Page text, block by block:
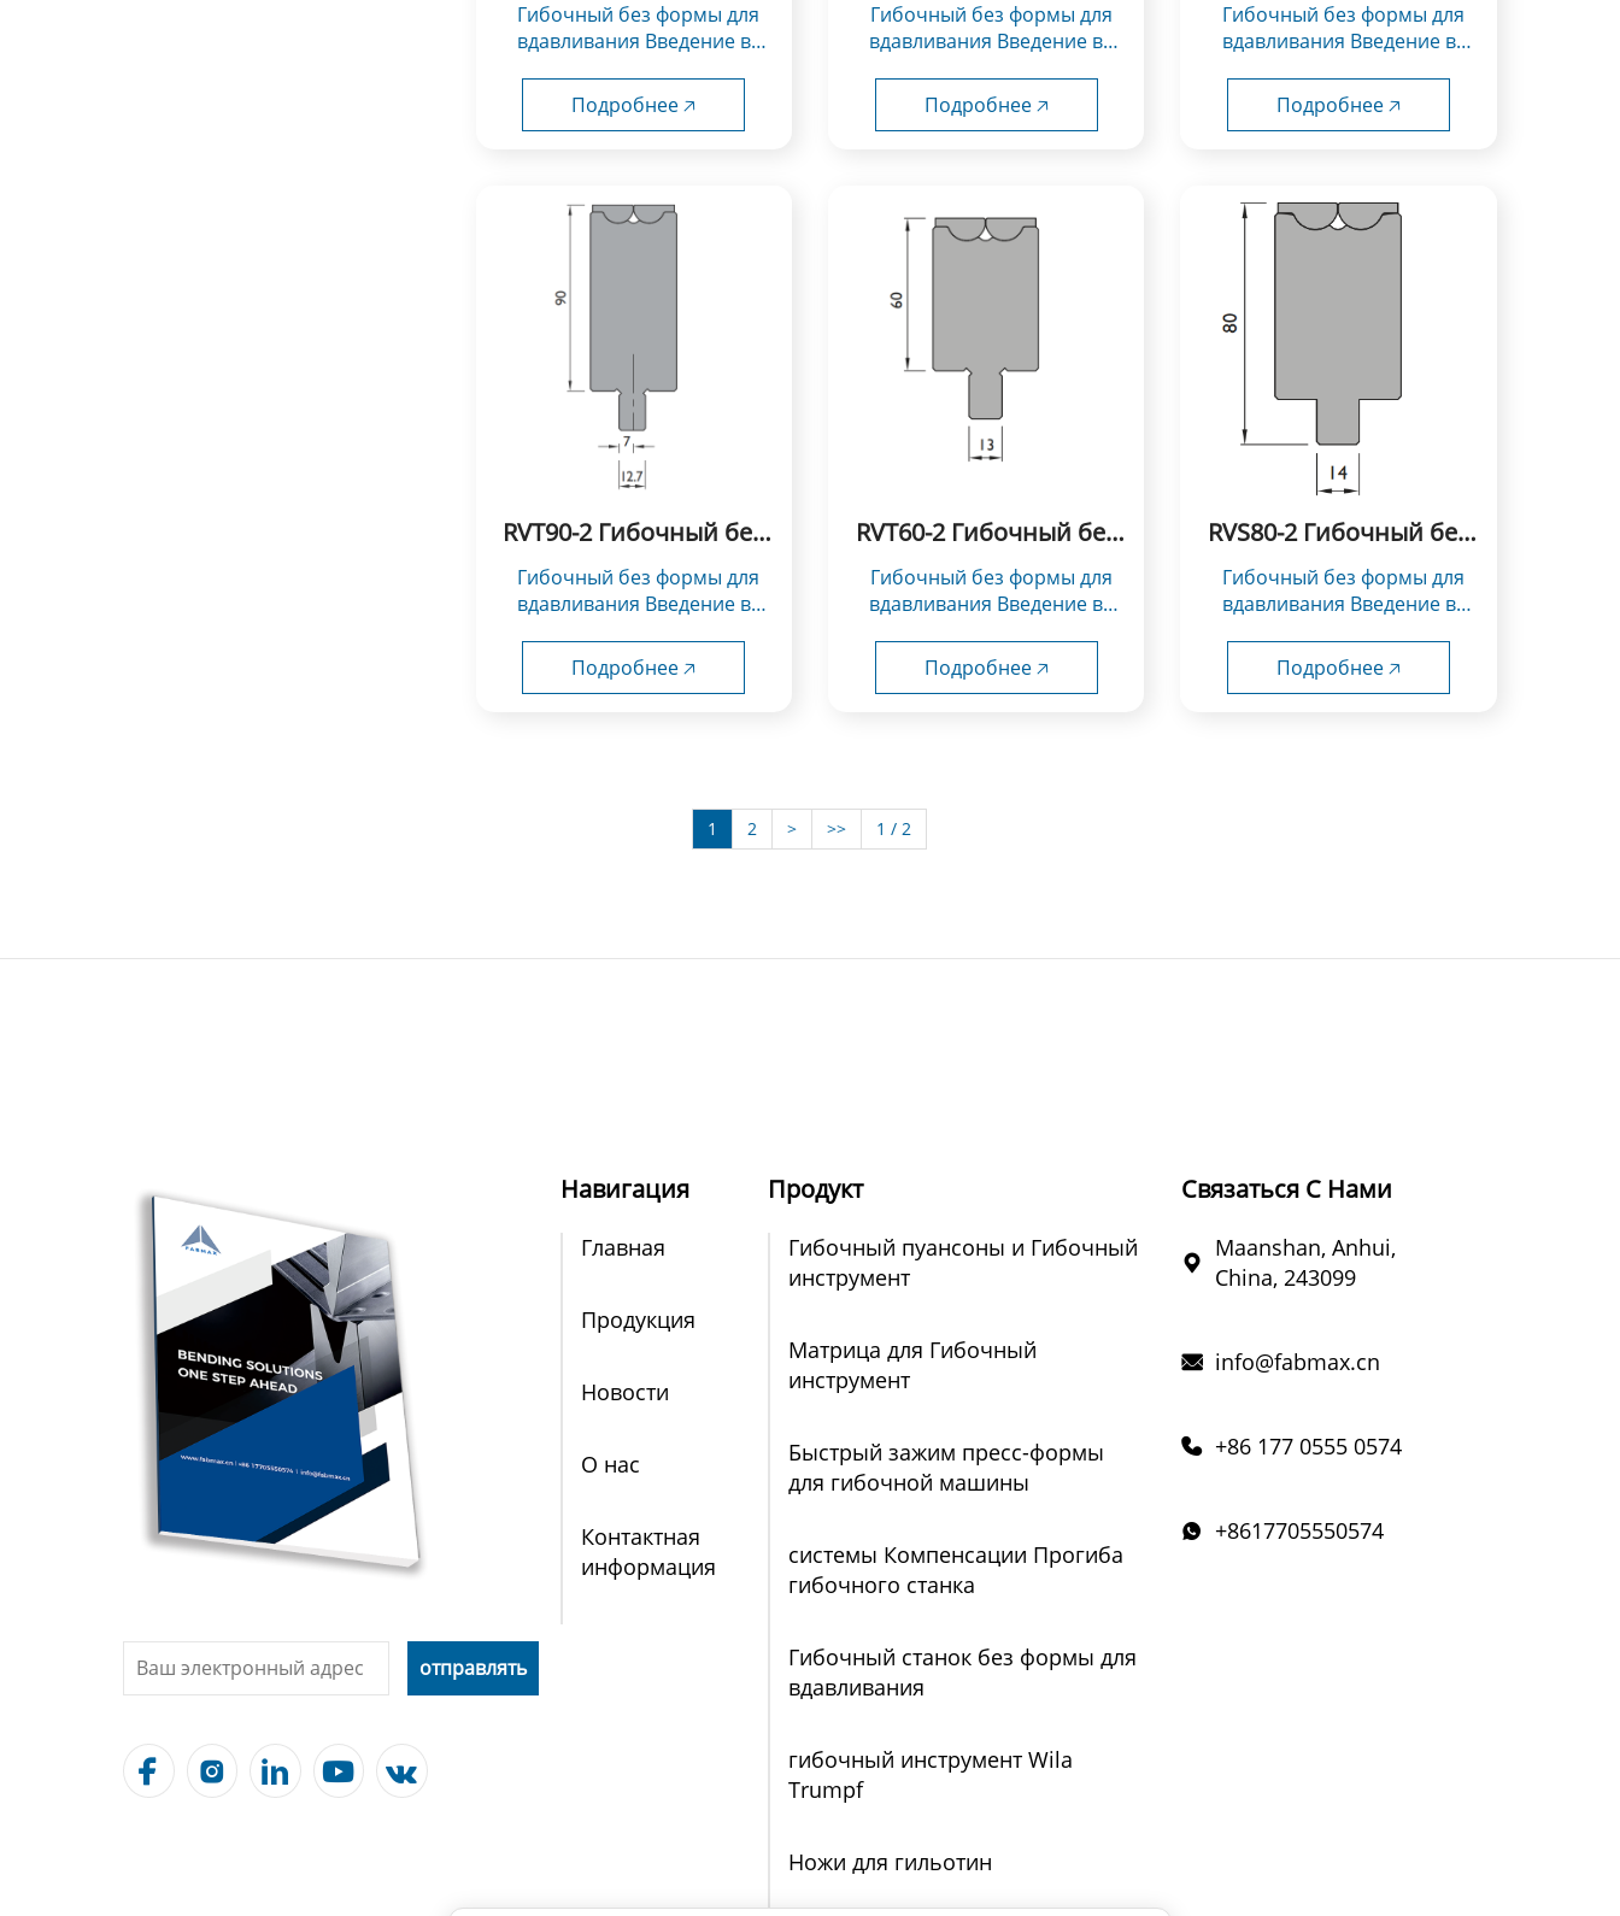
вдавливания
вдавливания Введение в
Инструменты типа Rolla-V...
Подробнее 🡥
вдавливания
вдавливания Введение в
Инструменты типа Rolla-V...
Подробнее 🡥
вдавливания
вдавливания Введение в
Инструменты типа Rolla-V...
Подробнее 🡥
RVT90-2 Гибочный без
вдавливания
вдавливания Введение в
Инструменты типа Rolla-V...
Подробнее 🡥
RVT60-2 Гибочный без
вдавливания
вдавливания Введение в
Инструменты типа Rolla-V...
Подробнее 🡥
RVS80-2 Гибочный без
вдавливания
вдавливания Введение в
Инструменты типа Rolla-V...
Подробнее 🡥
1 2 > >> 1 / 2
    
Навигация
Главная
Продукция
Новости
О нас
Контактная
информация
Продукт
Гибочный пуансоны и Гибочный
инструмент
Матрица для Гибочный
инструмент
Быстрый зажим пресс-формы
для гибочной машины
системы Компенсации Прогиба
гибочного станка
Гибочный станок без формы для
вдавливания
гибочный инструмент Wila
Trumpf
Ножи для гильотин
Связаться С Нами

Maanshan, Anhui,
China, 243099
 info@fabmax.cn
 +86 177 0555 0574
 +8617705550574